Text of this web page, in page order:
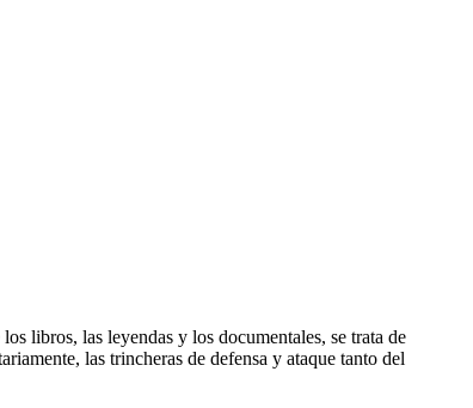
libros, las leyendas y los documentales, se trata de
las trincheras de defensa y ataque tanto del